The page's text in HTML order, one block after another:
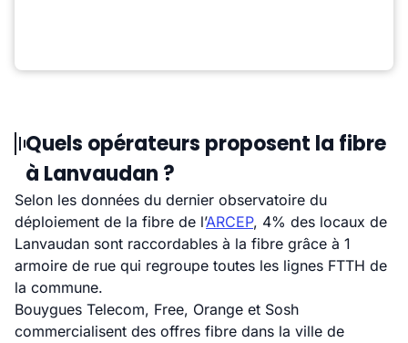
Quels opérateurs proposent la fibre
à Lanvaudan ?
Selon les données du dernier observatoire du
déploiement de la fibre de l’ARCEP, 4% des locaux de
Lanvaudan sont raccordables à la fibre grâce à 1
armoire de rue qui regroupe toutes les lignes FTTH de
la commune.
Bouygues Telecom, Free, Orange et Sosh
commercialisent des offres fibre dans la ville de